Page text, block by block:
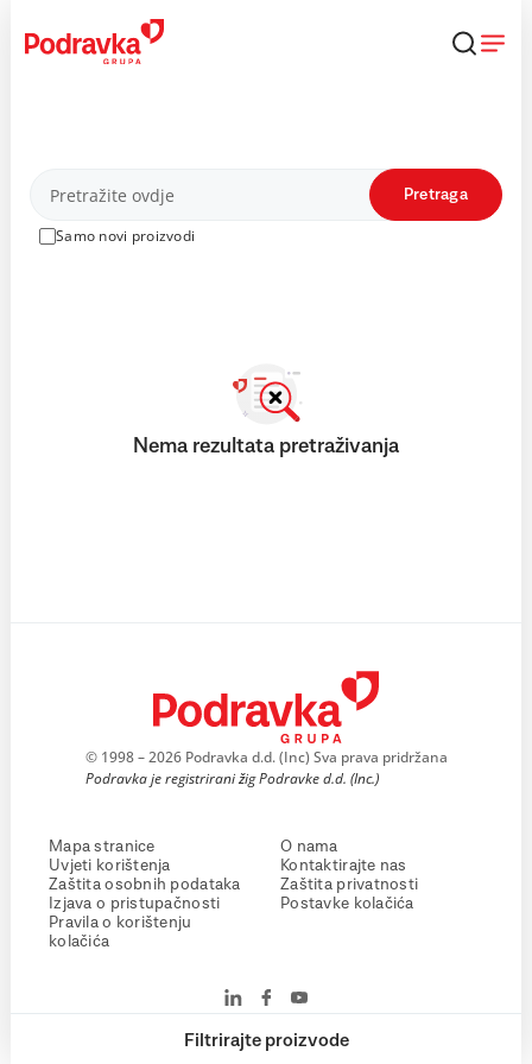
content
Proizvodi
Samo novi proizvodi
Pretraga
Filtrirajte proizvode
Nema rezultata pretraživanja
© 1998 – 2026 Podravka d.d. (Inc) Sva prava pridržana
Podravka je registrirani žig Podravke d.d. (Inc.)
Mapa stranice
Uvjeti korištenja
Zaštita osobnih podataka
Izjava o pristupačnosti
Pravila o korištenju
kolačića
O nama
Kontaktirajte nas
Zaštita privatnosti
Postavke kolačića